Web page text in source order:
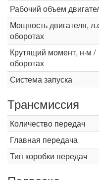
Рабочий объем
Мощность двигателя,
оборотах
Крутящий момент, н·м /
оборотах
Система запуска
Трансмиссия
Количество передач
Главная передача
Тип коробки передач